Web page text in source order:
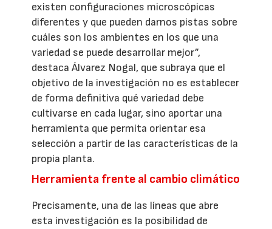
existen configuraciones microscópicas
diferentes y que pueden darnos pistas sobre
cuáles son los ambientes en los que una
variedad se puede desarrollar mejor”,
destaca Álvarez Nogal, que subraya que el
objetivo de la investigación no es establecer
de forma definitiva qué variedad debe
cultivarse en cada lugar, sino aportar una
herramienta que permita orientar esa
selección a partir de las características de la
propia planta.
Herramienta frente al cambio climático
Precisamente, una de las líneas que abre
esta investigación es la posibilidad de